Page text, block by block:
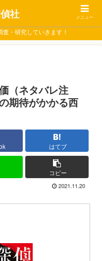
・研究していきます！
（ネタバレ注
期待がかかる西
はてブ
コピー
2021.11.20
社 メニュー